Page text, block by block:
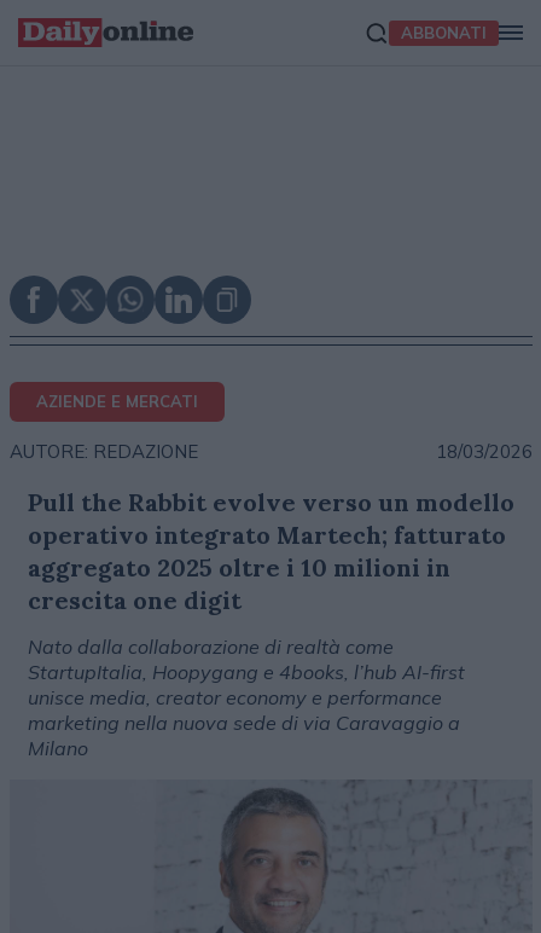
ABBONATI
AZIENDE E MERCATI
AUTORE: REDAZIONE 18/03/2026
Pull the Rabbit evolve verso un modello
operativo integrato Martech; fatturato
aggregato 2025 oltre i 10 milioni in
crescita one digit
Nato dalla collaborazione di realtà come
StartupItalia, Hoopygang e 4books, l’hub AI-first
unisce media, creator economy e performance
marketing nella nuova sede di via Caravaggio a
Milano